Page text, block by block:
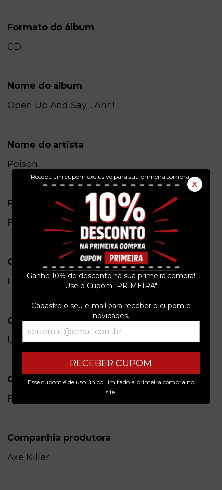
Receba um cupom exclusivo para sua primeira compra.
X
Ganhe 10% de desconto na sua primeira compra!
Use o Cupom "PRIMEIRA"
Cadastre o seu e-mail para receber o cupom e
novidades.
RECEBER CUPOM
Esse cupom é de uso único, limitado a primeira compra no
site.
Formato do álbum
CD
Nome do álbum
Open Up And Say ...Ahh!
Nome do artista
Poison
Formato
Físico
Gênero
Hard Rock
Condição do item
Usado
Origem
França
Companhia produtora
Axe Killer